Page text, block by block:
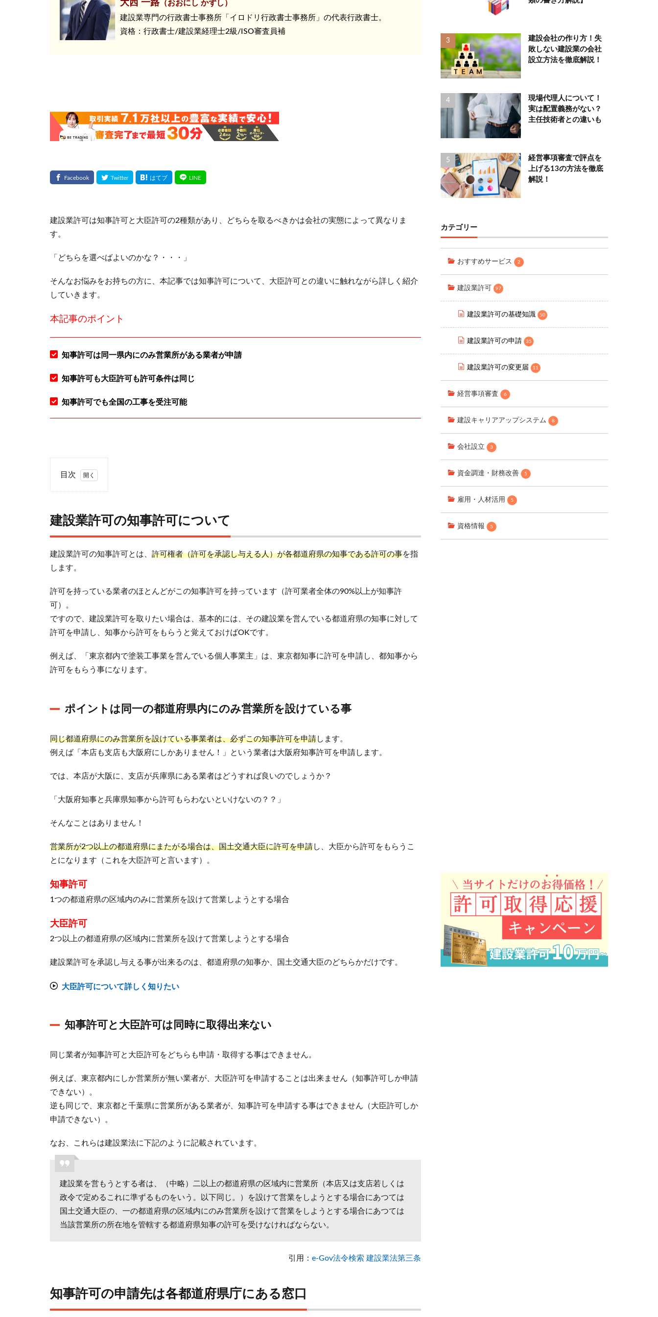
大西 一路 （おおにし かずし）
建設業専門の行政書士事務所「イロドリ行政書士事務所」の代表行政書士。
資格：行政書士/建設業経理士2級/ISO審査員補
建設業許可は知事許可と大臣許可の2種類があり、どちらを取るべきかは会社の実態によって異なりま
す。
「どちらを選べばよいのかな？・・・」
そんなお悩みをお持ちの方に、本記事では知事許可について、大臣許可との違いに触れながら詳しく紹介
していきます。
本記事のポイント
知事許可は同一県内にのみ営業所がある業者が申請
知事許可も大臣許可も許可条件は同じ
知事許可でも全国の工事を受注可能
目次
設
業
許
可
知
許
可
に
つ
て
1.1
は同
府県
内に
営業
設け
る事
1.2
知事
と大
可は
同時
に取
得出
い
2
可
申
先
は
各
道
県
庁
あ
る
窓
の
申
建設業許可の知事許可について
建設業許可の知事許可とは、 許可権者（許可を承認し与える人）が各都道府県の知事である許可の事を指
します。
許可を持っている業者のほとんどがこの知事許可を持っています（許可業者全体の90%以上が知事許
可）。
ですので、建設業許可を取りたい場合は、基本的には、その建設業を営んでいる都道府県の知事に対して
許可を申請し、知事から許可をもらうと覚えておけばOKです。
例えば、「東京都内で塗装工事業を営んでいる個人事業主」は、東京都知事に許可を申請し、都知事から
許可をもらう事になります。
ポイントは同一の都道府県内にのみ営業所を設けている事
同じ都道府県にのみ営業所を設けている事業者は、必ずこの知事許可を申請します。
例えば「本店も支店も大阪府にしかありません！」という業者は大阪府知事許可を申請します。
では、本店が大阪に、支店が兵庫県にある業者はどうすれば良いのでしょうか？
「大阪府知事と兵庫県知事から許可もらわないといけないの？？」
そんなことはありません！
営業所が2つ以上の都道府県にまたがる場合は、国土交通大臣に許可を申請し、大臣から許可をもらうこ
とになります（これを大臣許可と言います）。
知事許可
1つの都道府県の区域内のみに営業所を設けて営業しようとする場合
大臣許可
2つ以上の都道府県の区域内に営業所を設けて営業しようとする場合
建設業許可を承認し与える事が出来るのは、都道府県の知事か、国土交通大臣のどちらかだけです。
大臣許可について詳しく知りたい
知事許可と大臣許可は同時に取得出来ない
同じ業者が知事許可と大臣許可をどちらも申請・取得する事はできません。
例えば、東京都内にしか営業所が無い業者が、大臣許可を申請することは出来ません（知事許可しか申請
できない）。
逆も同じで、東京都と千葉県に営業所がある業者が、知事許可を申請する事はできません（大臣許可しか
申請できない）。
なお、これらは建設業法に下記のように記載されています。
建設業を営もうとする者は、（中略）二以上の都道府県の区域内に営業所（本店又は支店若しくは
政令で定めるこれに準ずるものをいう。以下同じ。）を設けて営業をしようとする場合にあつては
国土交通大臣の、一の都道府県の区域内にのみ営業所を設けて営業をしようとする場合にあつては
当該営業所の所在地を管轄する都道府県知事の許可を受けなければならない。
引用： e-Gov法令検索 建設業法第三条
知事許可の申請先は各都道府県庁にある窓口
建設会社の作り方！失
敗しない建設業の会社
設立方法を徹底解説！
現場代理人について！
実は配置義務がない？
主任技術者との違いも
経営事項審査で評点を
上げる13の方法を徹底
解説！
カテゴリー
おすすめサービス 2
建設業許可 97
建設業許可の基礎知識 50
建設業許可の申請 35
建設業許可の変更届 11
経営事項審査 6
建設キャリアアップシステム 8
会社設立 3
資金調達・財務改善 5
雇用・人材活用 5
資格情報 5